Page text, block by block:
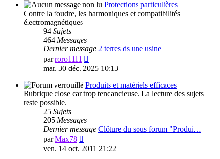
Protections particulières
Contre la foudre, les harmoniques et compatibilités
électromagnétiques
94 Sujets
464 Messages
Dernier message 2 terres ds une usine
parroro1111
le
message
mar. 30 déc. 2025 10:13
Produits et matériels efficaces
Rubrique close car trop tendancieuse. La lecture des sujets
reste possible.
25 Sujets
205 Messages
Dernier message Clôture du sous forum "Produi…
parMax78
le
ven. 14 oct. 2011 21:22